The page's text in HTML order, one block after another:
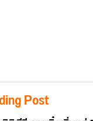
Post